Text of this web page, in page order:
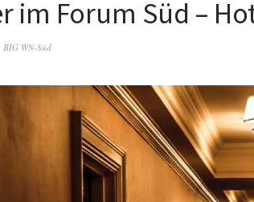
im Forum Süd –
BIG WN-Süd